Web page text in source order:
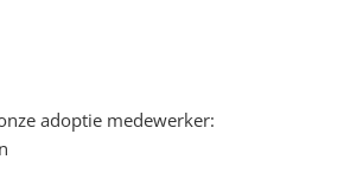
adoptie medewerker: